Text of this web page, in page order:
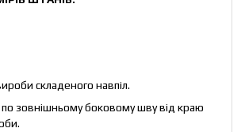
складеного навпіл.
зовнішньому боковому шву від краю